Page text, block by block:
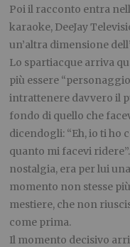
Poi il racconto entra
karaoke, DeeJay
un’altra dimensione
Lo spartiacque arriva
più essere
intrattenere davvero il
fondo di quello che
dicendogli: “Eh, io ti ho
quanto mi facevi
nostalgia, era per lui
momento non stesse
mestiere, che non
come prima.
Il momento decisivo